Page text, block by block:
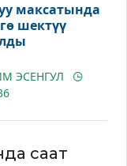
максатында
шектүү
ЭСЕНГУЛ
саат